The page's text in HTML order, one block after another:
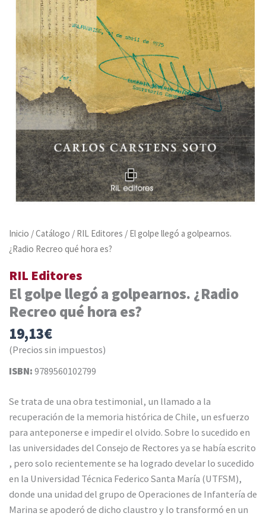
Inicio /Catálogo / RIL Editores / El golpe llegó a golpearnos.
¿Radio Recreo qué hora es?
RIL Editores
El golpe llegó a golpearnos. ¿Radio
Recreo qué hora es?
19,13€
(Precios sin impuestos)
ISBN: 9789560102799
Se trata de una obra testimonial, un llamado a la
recuperación de la memoria histórica de Chile, un esfuerzo
para anteponerse e impedir el olvido. Sobre lo sucedido en
las universidades del Consejo de Rectores ya se había escrito
, pero solo recientemente se ha logrado develar lo sucedido
en la Universidad Técnica Federico Santa María (UTFSM),
donde una unidad del grupo de Operaciones de Infantería de
Marina se apoderó de dicho claustro y lo transformó en un